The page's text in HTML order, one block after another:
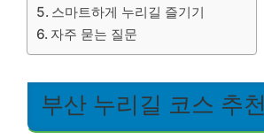
스마트하게 누리길 즐기기
자주 묻는 질문
부산 누리길 코스 추천